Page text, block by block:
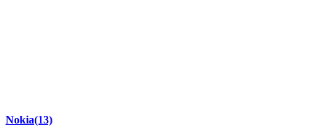
Nokia(13)